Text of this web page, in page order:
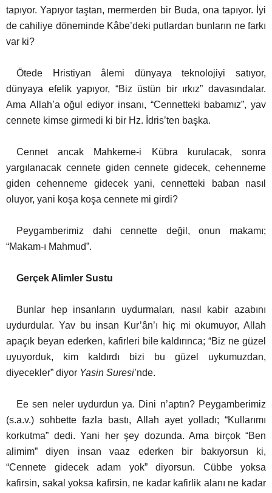
tapıyor. Yapıyor taştan, mermerden bir Buda, ona tapıyor. İyi
de cahiliye döneminde Kâbe’deki putlardan bunların ne farkı
var ki?
Ötede Hristiyan âlemi dünyaya teknolojiyi satıyor,
dünyaya efelik yapıyor, “Biz üstün bir ırkız” davasındalar.
Ama Allah’a oğul ediyor insanı, “Cennetteki babamız”, yav
cennete kimse girmedi ki bir Hz. İdris’ten başka.
Cennet ancak Mahkeme-i Kübra kurulacak, sonra
yargılanacak cennete giden cennete gidecek, cehenneme
giden cehenneme gidecek yani, cennetteki baban nasıl
oluyor, yani koşa koşa cennete mi girdi?
Peygamberimiz dahi cennette değil, onun makamı;
“Makam-ı Mahmud”.
Gerçek Alimler Sustu
Bunlar hep insanların uydurmaları, nasıl kabir azabını
uydurdular. Yav bu insan Kur’ân’ı hiç mi okumuyor, Allah
apaçık beyan ederken, kafirleri bile kaldırınca; “Biz ne güzel
uyuyorduk, kim kaldırdı bizi bu güzel uykumuzdan,
diyecekler” diyor Yasin Suresi’nde.
Ee sen neler uydurdun ya. Dini n’aptın? Peygamberimiz
(s.a.v.) sohbette fazla bastı, Allah ayet yolladı; “Kullarımı
korkutma” dedi. Yani her şey dozunda. Ama birçok “Ben
alimim” diyen insan vaaz ederken bir bakıyorsun ki,
“Cennete gidecek adam yok” diyorsun. Cübbe yoksa
kafirsin, sakal yoksa kafirsin, ne kadar kafirlik alanı ne kadar